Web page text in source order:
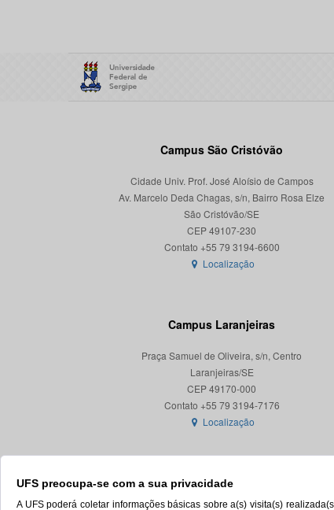
UFS preocupa-se com a sua privacidade
A UFS poderá coletar informações básicas sobre a(s) visita(s)
Campus São Cristóvão
Cidade Univ. Prof. José Aloísio de Campos
Av. Marcelo Deda Chagas, s/n, Bairro Rosa Elze
São Cristóvão/SE
CEP 49107-230
Localização
Campus Laranjeiras
Praça Samuel de Oliveira, s/n, Centro
Laranjeiras/SE
CEP 49170-000
Localização